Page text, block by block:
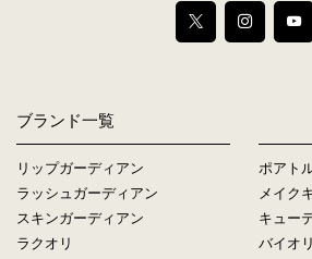
ブランド一覧
リップガーディアン
ラッシュガーディアン
スキンガーディアン
ラクオリ
ポアト
メイク
キュー
バイオ